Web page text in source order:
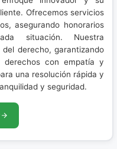
Ofrecemos servicios
asegurando honorarios
situación. Nuestra
derecho, garantizando
con empatía y
una resolución rápida y
y seguridad.